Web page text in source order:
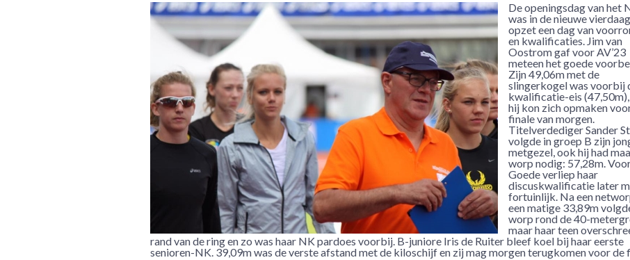
De openingsdag van het
was in de nieuwe
opzet een dag van
en kwalificaties. Jim van
Oostrom gaf voor AV’23
meteen het goede
Zijn 49,06m met de
slingerkogel was voorbij
kwalificatie-eis (47,50m),
hij kon zich opmaken
finale van morgen.
Titelverdediger Sander
volgde in groep B zijn
metgezel, ook hij had
worp nodig: 57,28m.
Goede verliep haar
discuskwalificatie later
fortuinlijk. Na een
een matige 33,89m
worp rond de 40-
maar haar teen
rand van de ring en zo was haar NK pardoes voorbij. B-juniore Iris de Ruiter bleef koel bij haar eerste
senioren-NK. 39,09m was de verste afstand met de kiloschijf en zij mag morgen terugkomen voor de